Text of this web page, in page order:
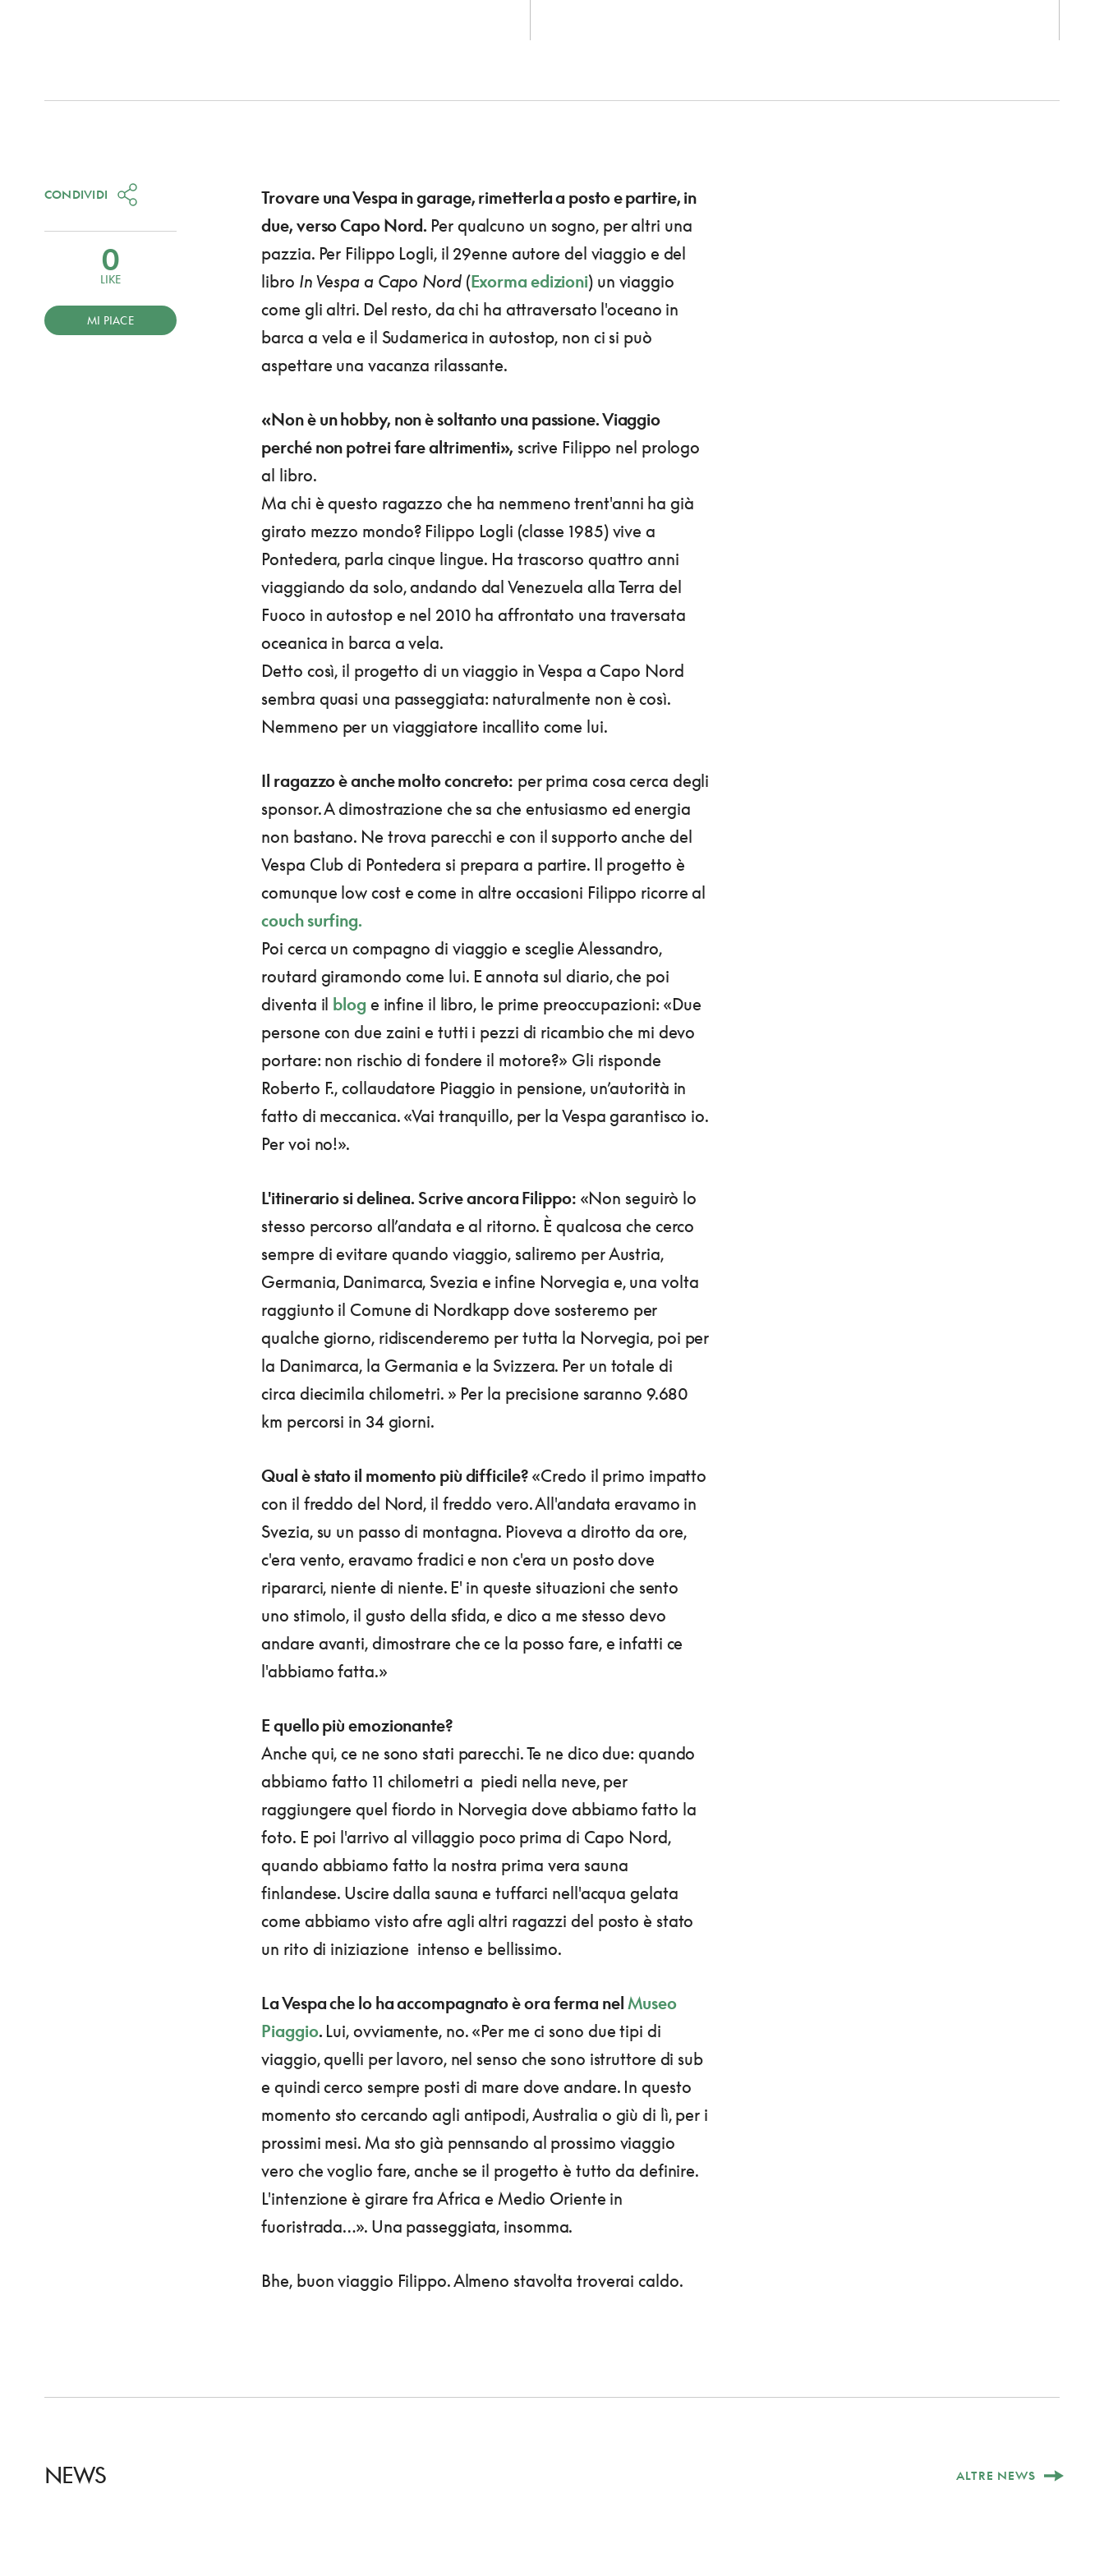
Trovare una Vespa in garage, rimetterla a posto e partire, in
due, verso Capo Nord. Per qualcuno un sogno, per altri una
pazzia. Per Filippo Logli, il 29enne autore del viaggio e del
libro In Vespa a Capo Nord(Exorma edizioni) un viaggio
come gli altri. Del resto, da chi ha attraversato l'oceano in
barca a vela e il Sudamerica in autostop, non ci si può
aspettare una vacanza rilassante.
«Non è un hobby, non è soltanto una passione. Viaggio
perché non potrei fare altrimenti», scrive Filippo nel prologo
al libro.
Ma chi è questo ragazzo che ha nemmeno trent'anni ha già
girato mezzo mondo? Filippo Logli (classe 1985) vive a
Pontedera, parla cinque lingue. Ha trascorso quattro anni
viaggiando da solo, andando dal Venezuela alla Terra del
Fuoco in autostop e nel 2010 ha affrontato una traversata
oceanica in barca a vela.
Detto così, il progetto di un viaggio in Vespa a Capo Nord
sembra quasi una passeggiata: naturalmente non è così.
Nemmeno per un viaggiatore incallito come lui.
Il ragazzo è anche molto concreto: per prima cosa cerca degli
sponsor. A dimostrazione che sa che entusiasmo ed energia
non bastano. Ne trova parecchi e con il supporto anche del
Vespa Club di Pontedera si prepara a partire. Il progetto è
comunque low cost e come in altre occasioni Filippo ricorre al
couch surfing.
Poi cerca un compagno di viaggio e sceglie Alessandro,
routard giramondo come lui. E annota sul diario, che poi
diventa il blog e infine il libro, le prime preoccupazioni: «Due
persone con due zaini e tutti i pezzi di ricambio che mi devo
portare: non rischio di fondere il motore?» Gli risponde
Roberto F., collaudatore Piaggio in pensione, un’autorità in
fatto di meccanica. «Vai tranquillo, per la Vespa garantisco io.
Per voi no!».
L'itinerario si delinea. Scrive ancora Filippo: «Non seguirò lo
stesso percorso all’andata e al ritorno. È qualcosa che cerco
sempre di evitare quando viaggio, saliremo per Austria,
Germania, Danimarca, Svezia e infine Norvegia e, una volta
raggiunto il Comune di Nordkapp dove sosteremo per
qualche giorno, ridiscenderemo per tutta la Norvegia, poi per
la Danimarca, la Germania e la Svizzera. Per un totale di
circa diecimila chilometri. » Per la precisione saranno 9.680
km percorsi in 34 giorni.
Qual è stato il momento più difficile? «Credo il primo impatto
con il freddo del Nord, il freddo vero. All'andata eravamo in
Svezia, su un passo di montagna. Pioveva a dirotto da ore,
c'era vento, eravamo fradici e non c'era un posto dove
ripararci, niente di niente. E' in queste situazioni che sento
uno stimolo, il gusto della sfida, e dico a me stesso devo
andare avanti, dimostrare che ce la posso fare, e infatti ce
l'abbiamo fatta.»
E quello più emozionante?
Anche qui, ce ne sono stati parecchi. Te ne dico due: quando
abbiamo fatto 11 chilometri a piedi nella neve, per
raggiungere quel fiordo in Norvegia dove abbiamo fatto la
foto. E poi l'arrivo al villaggio poco prima di Capo Nord,
quando abbiamo fatto la nostra prima vera sauna
finlandese. Uscire dalla sauna e tuffarci nell'acqua gelata
come abbiamo visto afre agli altri ragazzi del posto è stato
un rito di iniziazione intenso e bellissimo.
La Vespa che lo ha accompagnato è ora ferma nel Museo
Piaggio. Lui, ovviamente, no. «Per me ci sono due tipi di
viaggio, quelli per lavoro, nel senso che sono istruttore di sub
e quindi cerco sempre posti di mare dove andare. In questo
momento sto cercando agli antipodi, Australia o giù di lì, per i
prossimi mesi. Ma sto già pennsando al prossimo viaggio
vero che voglio fare, anche se il progetto è tutto da definire.
L'intenzione è girare fra Africa e Medio Oriente in
fuoristrada…». Una passeggiata, insomma.
Bhe, buon viaggio Filippo. Almeno stavolta troverai caldo.
CONDIVIDI
0
LIKE
MI PIACE
NEWS ALTRE NEWS